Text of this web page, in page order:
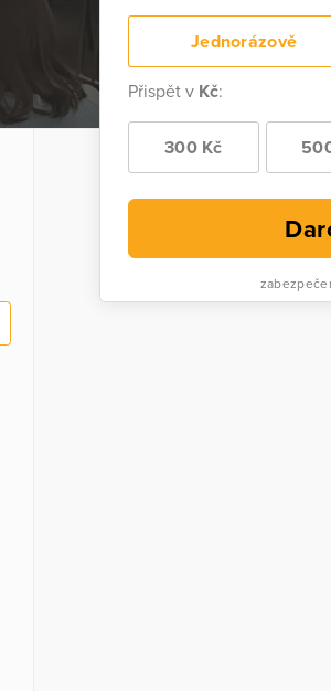
Jednorázově
Přispět v Kč:
300 Kč